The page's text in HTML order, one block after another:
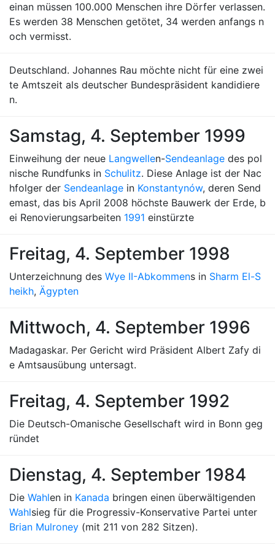
einan müssen 100.000 Menschen ihre Dörfer verlassen.
Es werden 38 Menschen getötet, 34 werden anfangs n
och vermisst.
Deutschland. Johannes Rau möchte nicht für eine zwei
te Amtszeit als deutscher Bundespräsident kandidiere
n.
Samstag, 4. September 1999
Einweihung der neue Langwellen-Sendeanlage des pol
nische Rundfunks in Schulitz. Diese Anlage ist der Nac
hfolger der Sendeanlage in Konstantynów, deren Send
emast, das bis April 2008 höchste Bauwerk der Erde, b
ei Renovierungsarbeiten 1991 einstürzte
Freitag, 4. September 1998
Unterzeichnung des Wye II-Abkommens in Sharm El-S
heikh, Ägypten
Mittwoch, 4. September 1996
Madagaskar. Per Gericht wird Präsident Albert Zafy di
e Amtsausübung untersagt.
Freitag, 4. September 1992
Die Deutsch-Omanische Gesellschaft wird in Bonn geg
ründet
Dienstag, 4. September 1984
Die Wahlen in Kanada bringen einen überwältigenden
Wahlsieg für die Progressiv-Konservative Partei unter
Brian Mulroney (mit 211 von 282 Sitzen).